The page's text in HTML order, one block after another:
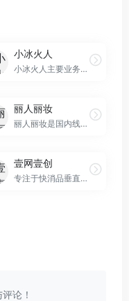
小冰火人
小冰火人主要业务为电商零售、大数据营销、内容营销、客服外包，现拥有一支专业和系统化的电商团队。
丽人丽妆
丽人丽妆是国内线上化妆品零售服务商，获得Sisley、HERA、蜜丝佛陀、兰芝、雪花秀、兰蔻、碧欧泉、施华蔻、植村秀、希思黎等50多个知名品牌的授权
壹网壹创
专注于快消品垂直领域的电子商务服务提供商，电商代运营领域知名企业。
论！